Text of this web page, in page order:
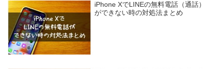
iPhone XでLINEの無料電話（通話）
ができない時の対処法まとめ